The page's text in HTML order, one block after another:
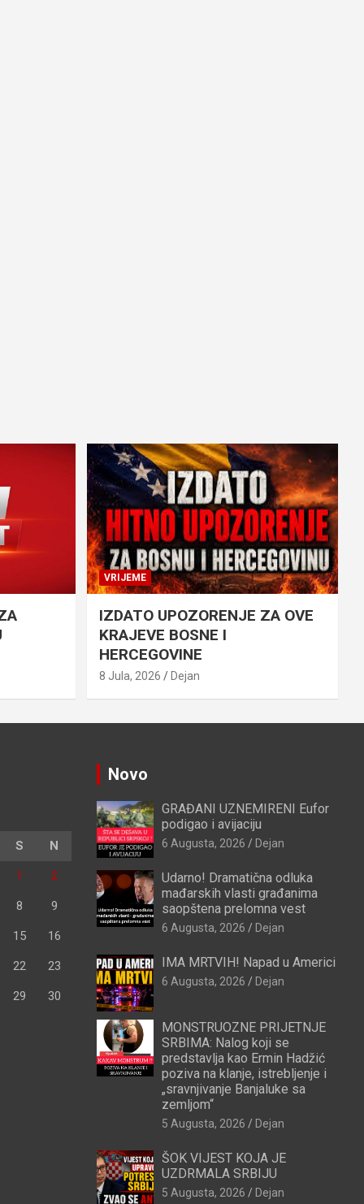
VRIJEME
IZDATO UPOZORENJE ZA OVE
KRAJEVE BOSNE I
HERCEGOVINE
8 Jula, 2026 Dejan
S N
1 2
8 9
15 16
22 23
29 30
Novo
GRAĐANI UZNEMIRENI Eufor
podigao i avijaciju
6 Augusta, 2026 Dejan
Udarno! Dramatična odluka
mađarskih vlasti građanima
saopštena prelomna vest
6 Augusta, 2026 Dejan
IMA MRTVIH! Napad u Americi
6 Augusta, 2026 Dejan
MONSTRUOZNE PRIJETNJE
SRBIMA: Nalog koji se
predstavlja kao Ermin Hadžić
poziva na klanje, istrebljenje i
„sravnjivanje Banjaluke sa
zemljom“
5 Augusta, 2026 Dejan
ŠOK VIJEST KOJA JE
UZDRMALA SRBIJU
5 Augusta, 2026 Dejan